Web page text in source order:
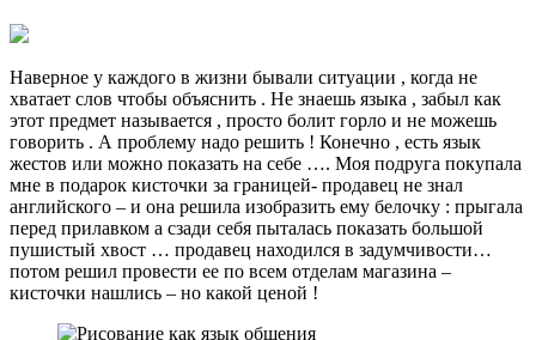
Наверное у каждого в жизни бывали ситуации , когда не
хватает слов чтобы объяснить . Не знаешь языка , забыл как
этот предмет называется , просто болит горло и не можешь
говорить . А проблему надо решить ! Конечно , есть язык
жестов или можно показать на себе …. Моя подруга покупала
мне в подарок кисточки за границей- продавец не знал
английского – и она решила изобразить ему белочку : прыгала
перед прилавком а сзади себя пыталась показать большой
пушистый хвост … продавец находился в задумчивости…
потом решил провести ее по всем отделам магазина –
кисточки нашлись – но какой ценой !